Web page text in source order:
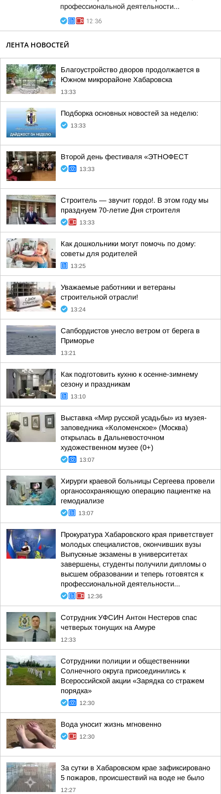
профессиональной деятельности...
12:36
ЛЕНТА НОВОСТЕЙ
Благоустройство дворов продолжается в
Южном микрорайоне Хабаровска
13:33
Подборка основных новостей за неделю:
13:33
Второй день фестиваля «ЭТНОФЕСТ
13:33
Строитель — звучит гордо!. В этом году мы
празднуем 70-летие Дня строителя
13:33
Как дошкольники могут помочь по дому:
советы для родителей
13:25
Уважаемые работники и ветераны
строительной отрасли!
13:24
Сапбордистов унесло ветром от берега в
Приморье
13:21
Как подготовить кухню к осенне-зимнему
сезону и праздникам
13:10
Выставка «Мир русской усадьбы» из музея-
заповедника «Коломенское» (Москва)
открылась в Дальневосточном
художественном музее (0+)
13:07
Хирурги краевой больницы Сергеева провели
органосохраняющую операцию пациентке на
гемодиализе
13:07
Прокуратура Хабаровского края приветствует
молодых специалистов, окончивших вузы
Выпускные экзамены в университетах
завершены, студенты получили дипломы о
высшем образовании и теперь готовятся к
профессиональной деятельности...
12:36
Сотрудник УФСИН Антон Нестеров спас
четверых тонущих на Амуре
12:33
Сотрудники полиции и общественники
Солнечного округа присоединились к
Всероссийской акции «Зарядка со стражем
порядка»
12:30
Вода уносит жизнь мгновенно
12:30
За сутки в Хабаровском крае зафиксировано
5 пожаров, происшествий на воде не было
12:27